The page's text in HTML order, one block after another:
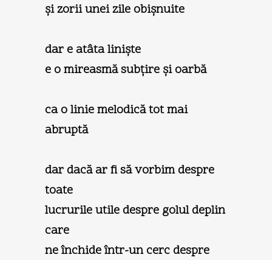
şi zorii unei zile obişnuite
dar e atâta linişte
e o mireasmă subţire şi oarbă
ca o linie melodică tot mai
abruptă
dar dacă ar fi să vorbim despre
toate
lucrurile utile despre golul deplin
care
ne închide într-un cerc despre